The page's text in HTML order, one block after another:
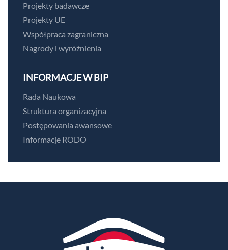
Projekty badawcze
Projekty UE
Współpraca zagraniczna
Nagrody i wyróżnienia
INFORMACJE W BIP
Rada Naukowa
Struktura organizacyjna
Postępowania awansowe
Informacje RODO